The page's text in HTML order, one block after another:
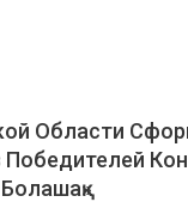
Области